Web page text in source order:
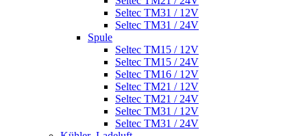
Seltec TM31 / 12V
Seltec TM31 / 24V
Spule
Seltec TM15 / 12V
Seltec TM15 / 24V
Seltec TM16 / 12V
Seltec TM21 / 12V
Seltec TM21 / 24V
Seltec TM31 / 12V
Seltec TM31 / 24V